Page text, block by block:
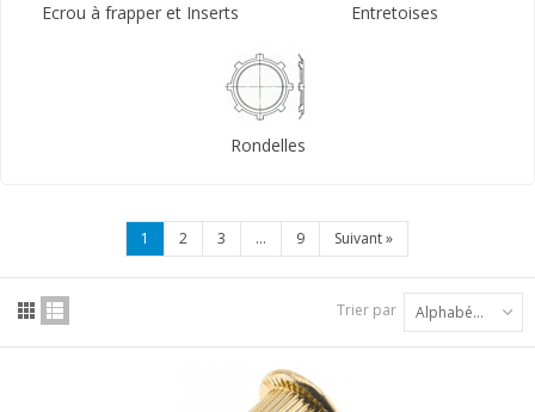
Ecrou à frapper et Inserts Entretoises
Rondelles
1 2 3 ... 9 Suivant»
Trier par Alphabétique : A à Z